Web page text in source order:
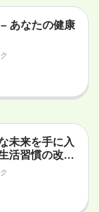
あなたの健康
未来を手に入
活習慣の改善
たへ〜